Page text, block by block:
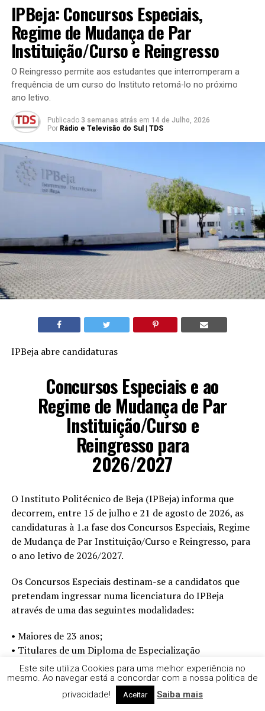
IPBeja: Concursos Especiais,
Regime de Mudança de Par
Instituição/Curso e Reingresso
O Reingresso permite aos estudantes que interromperam a
frequência de um curso do Instituto retomá-lo no próximo
ano letivo.
Publicado 3 semanas atrás em 14 de Julho, 2026
Por Rádio e Televisão do Sul | TDS
IPBeja abre candidaturas
Concursos Especiais e ao
Regime de Mudança de Par
Instituição/Curso e
Reingresso para
2026/2027
O Instituto Politécnico de Beja (IPBeja) informa que
decorrem, entre 15 de julho e 21 de agosto de 2026, as
candidaturas à 1.a fase dos Concursos Especiais, Regime
de Mudança de Par Instituição/Curso e Reingresso, para
o ano letivo de 2026/2027.
Os Concursos Especiais destinam-se a candidatos que
pretendam ingressar numa licenciatura do IPBeja
através de uma das seguintes modalidades:
• Maiores de 23 anos;
• Titulares de um Diploma de Especialização
Tecnológica (DET);
• Titulares de um Diploma de Técnico Superior
Profissional (DTeSP);
• Titulares de outros cursos superiores.
Este site utiliza Cookies para uma melhor experiência no
mesmo. Ao navegar está a concordar com a nossa politica de
privacidade!
Aceitar Saiba mais